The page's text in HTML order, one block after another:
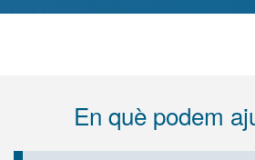
En què podem